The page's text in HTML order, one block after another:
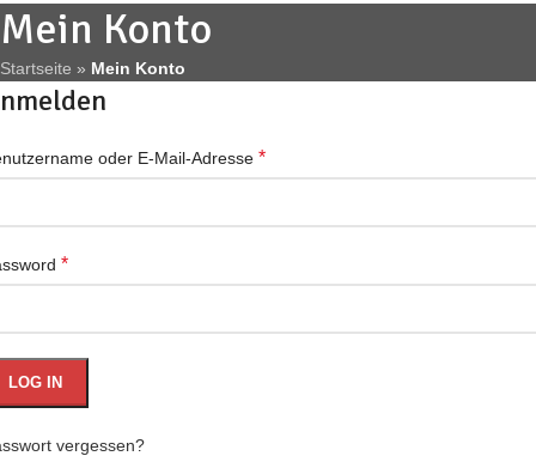
Mein Konto
Startseite » Mein Konto
oder E-Mail-Adresse *
*
LOG IN
vergessen?